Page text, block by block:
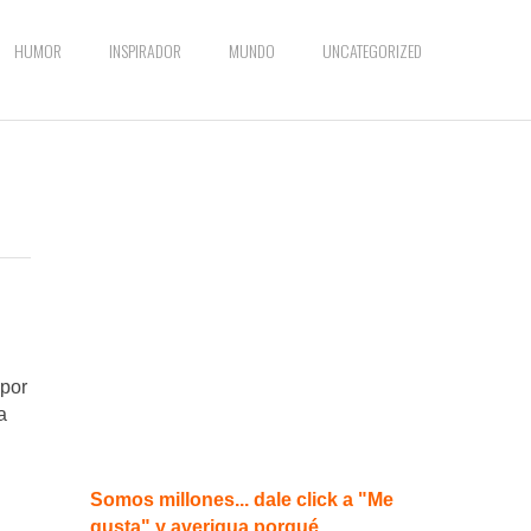
HUMOR INSPIRADOR MUNDO UNCATEGORIZED
Somos millones... dale click a "Me
gusta" y averigua porqué